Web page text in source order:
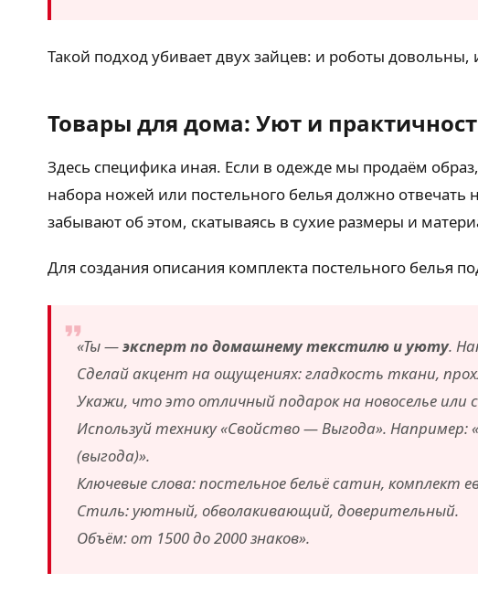
Такой подход убивает двух зайцев: и роботы
Товары для дома: Уют и
Здесь специфика иная. Если в одежде мы продаём
набора ножей или постельного белья должно отвечать
забывают об этом, скатываясь в сухие размеры и
Для создания описания комплекта постельного белья
«Ты —эксперт по домашнему текстилю и уюту.
Сделай акцент на ощущениях: гладкость ткани,
Укажи, что это отличный подарок на новоселье или
Используй технику «Свойство — Выгода». Например:
(выгода)».
Ключевые слова: постельное бельё сатин, комплект
Стиль: уютный, обволакивающий, доверительный.
Объём: от 1500 до 2000 знаков».